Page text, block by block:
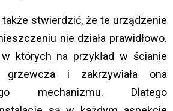
stwierdzić, że te urządzenie
nie działa prawidłowo.
których na przykład w ścianie
grzewcza i zakrzywiała ona
mechanizmu. Dlatego